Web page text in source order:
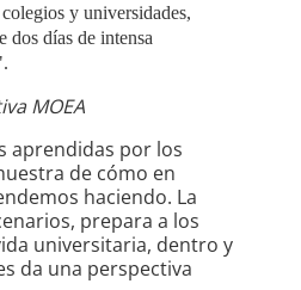
y universidades,
dos días de intensa
MOEA
aprendidas por los
de cómo en
haciendo. La
prepara a los
universitaria, dentro y
da una perspectiva